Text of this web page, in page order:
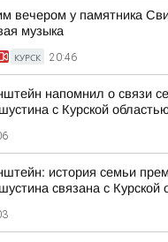
вечером у памятника
музыка
КУРСК 20:46
напомнил о связи
с Курской
история семьи
связана с Курской